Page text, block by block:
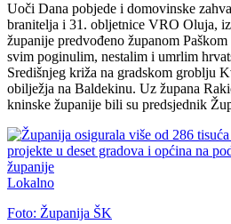
Uoči Dana pobjede i domovinske
branitelja i 31. obljetnice VRO Oluja,
županije predvođeno županom
svim poginulim, nestalim i umrlim
Središnjeg križa na gradskom groblju
obilježja na Baldekinu. Uz župana
kninske županije bili su predsjednik
Lokalno
Foto: Županija ŠK